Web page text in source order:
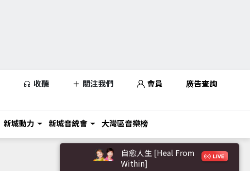
收聽 關注我們 會員 廣告查詢
新城動力 新城音統會 大灣區音樂榜
自愈人生 [Heal From
Within]